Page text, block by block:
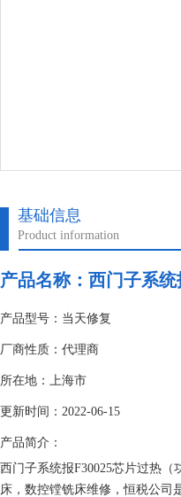
基础信息
Product information
产品名称： 西门子系统
产品型号：当天修复
厂商性质：代理商
所在地：上海市
更新时间：2022-06-15
产品简介：
西门子系统报F30025芯片过热
床，数控镗铣床维修，恒税公司